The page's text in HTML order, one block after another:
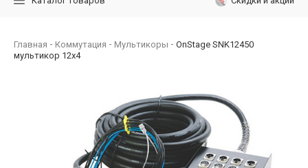
Главная Коммутация Мультикоры
OnStage SNK12450
мультикор 12х4